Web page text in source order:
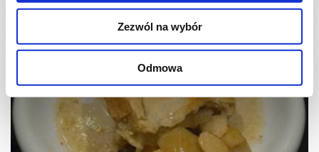
Zezwól na wybór
Odmowa